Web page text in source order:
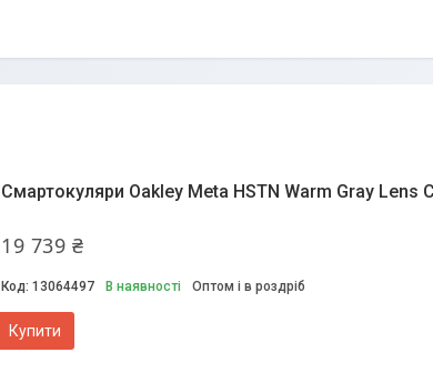
Смартокуляри Oakley Meta HSTN Warm Gray Lens
19 739 ₴
13064497 В наявності Оптом і в роздріб
Купити